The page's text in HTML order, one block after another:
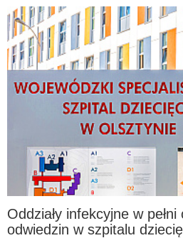
Oddziały infekcyjne w pełni
odwiedzin w szpitalu